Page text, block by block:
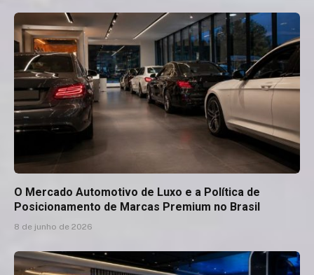
O Mercado Automotivo de Luxo e a Política de
Posicionamento de Marcas Premium no Brasil
8 de junho de 2026